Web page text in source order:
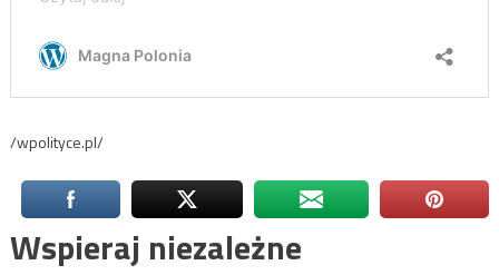
/wpolityce.pl/
Wspieraj niezależne